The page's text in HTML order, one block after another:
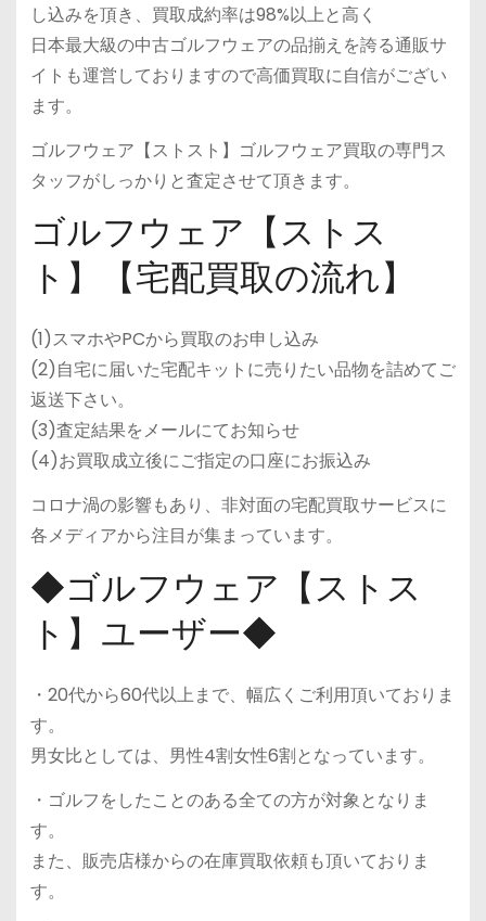
し込みを頂き、買取成約率は98%以上と高く
日本最大級の中古ゴルフウェアの品揃えを誇る通販サ
イトも運営しておりますので高価買取に自信がござい
ます。
ゴルフウェア【ストスト】ゴルフウェア買取の専門ス
タッフがしっかりと査定させて頂きます。
ゴルフウェア【ストス
ト】【宅配買取の流れ】
(1)スマホやPCから買取のお申し込み
(2)自宅に届いた宅配キットに売りたい品物を詰めてご
返送下さい。
(3)査定結果をメールにてお知らせ
(4)お買取成立後にご指定の口座にお振込み
コロナ渦の影響もあり、非対面の宅配買取サービスに
各メディアから注目が集まっています。
◆ゴルフウェア【ストス
ト】ユーザー◆
・20代から60代以上まで、幅広くご利用頂いておりま
す。
男女比としては、男性4割女性6割となっています。
・ゴルフをしたことのある全ての方が対象となりま
す。
また、販売店様からの在庫買取依頼も頂いておりま
す。